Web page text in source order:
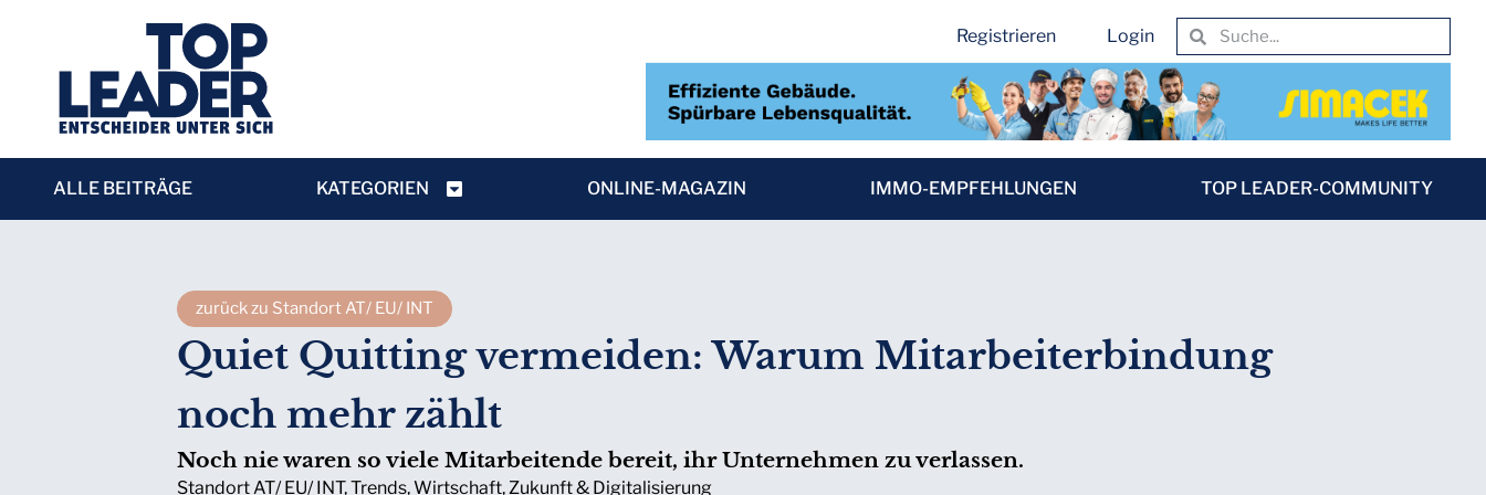
Registrieren Login
ALLE BEITRÄGE KATEGORIEN ONLINE-MAGAZIN IMMO-EMPFEHLUNGEN TOP LEADER-COMMUNITY
zurück zu Standort AT/ EU/ INT
Quiet Quitting vermeiden: Warum Mitarbeiterbindung
noch mehr zählt
Noch nie waren so viele Mitarbeitende bereit, ihr Unternehmen zu verlassen.
Standort AT/ EU/ INT,Trends,Wirtschaft, Zukunft & Digitalisierung